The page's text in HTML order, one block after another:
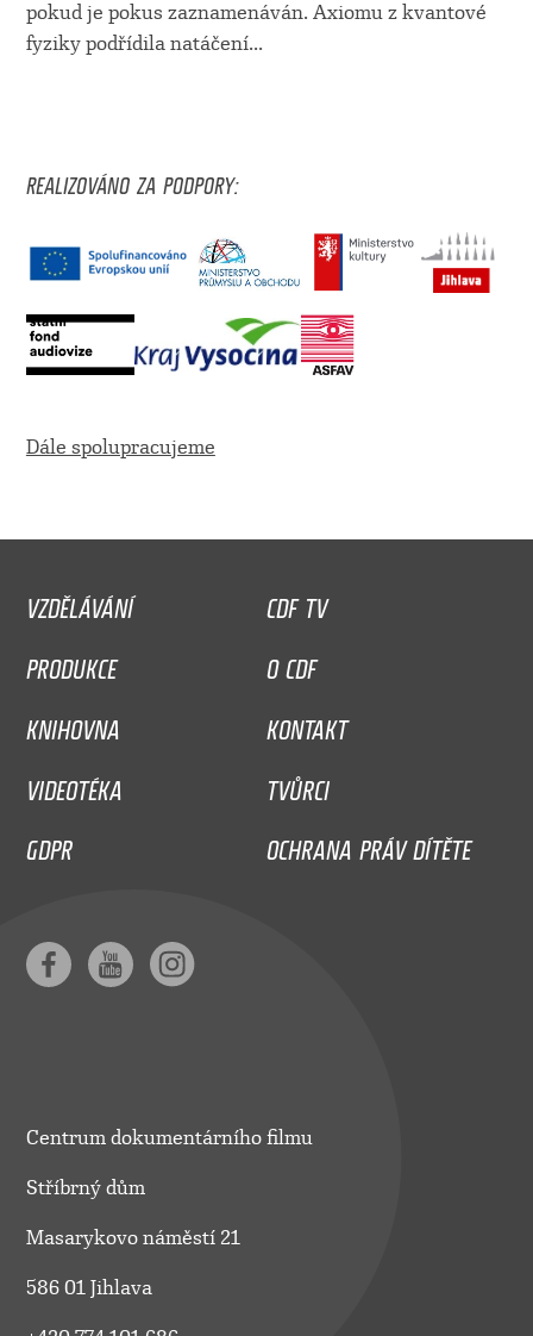
pokud je pokus zaznamenáván. Axiomu z kvantové
fyziky podřídila natáčení...
REALIZOVÁNO ZA PODPORY:
Dále spolupracujeme
VZDĚLÁVÁNÍ
CDF TV
PRODUKCE
O CDF
KNIHOVNA
KONTAKT
VIDEOTÉKA
TVŮRCI
GDPR
OCHRANA PRÁV DÍTĚTE
Centrum dokumentárního filmu
Stříbrný dům
Masarykovo náměstí 21
586 01 Jihlava